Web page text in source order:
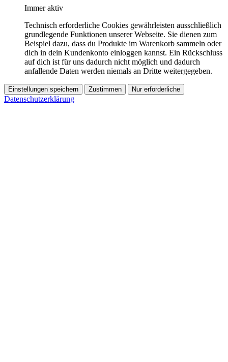
Immer aktiv
Technisch erforderliche Cookies gewährleisten ausschließlich
grundlegende Funktionen unserer Webseite. Sie dienen zum
Beispiel dazu, dass du Produkte im Warenkorb sammeln oder
dich in dein Kundenkonto einloggen kannst. Ein Rückschluss
auf dich ist für uns dadurch nicht möglich und dadurch
anfallende Daten werden niemals an Dritte weitergegeben.
Einstellungen speichern Zustimmen Nur erforderliche
Datenschutzerklärung